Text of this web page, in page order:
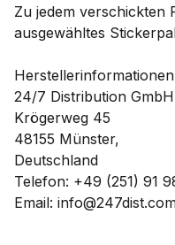
Zu jedem verschickten
ausgewähltes
Herstellerinformationen
24/7 Distribution GmbH
Krögerweg 45
48155 Münster,
Deutschland
Telefon: +49 (251) 91
Email: